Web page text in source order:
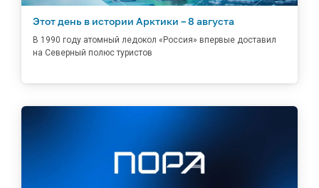
Этот день в истории Арктики – 8 августа
В 1990 году атомный ледокол «Россия» впервые доставил
на Северный полюс туристов